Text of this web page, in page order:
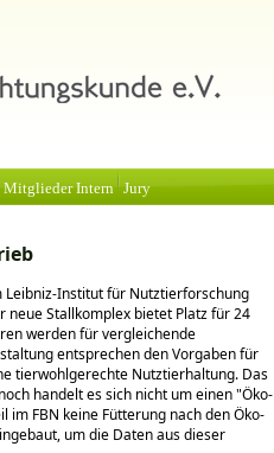
Mitglieder Intern Jury
Leibniz-Institut für Nutztierforschung
neue Stallkomplex bietet Platz für 24
werden für vergleichende
entsprechen den Vorgaben für
tierwohlgerechte Nutztierhaltung. Das
handelt es sich nicht um einen Öko-
im FBN keine Fütterung nach den Öko-
um die Daten aus dieser